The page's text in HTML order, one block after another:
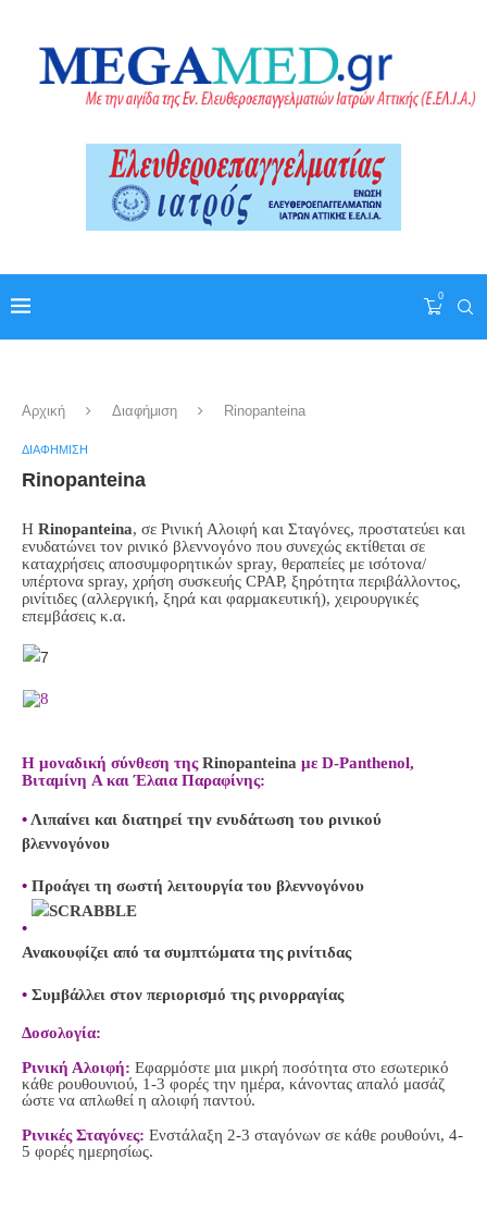
0
Αρχική Διαφήμιση Rinopanteina
ΔΙΑΦΉΜΙΣΗ
Rinopanteina
Η Rinopanteina, σε Ρινική Αλοιφή και Σταγόνες, προστατεύει και
ενυδατώνει τον ρινικό βλεννογόνο που συνεχώς εκτίθεται σε
καταχρήσεις αποσυμφορητικών spray, θεραπείες με ισότονα/
υπέρτονα spray, χρήση συσκευής CPAP, ξηρότητα περιβάλλοντος,
ρινίτιδες (αλλεργική, ξηρά και φαρμακευτική), χειρουργικές
επεμβάσεις κ.α.
Η μοναδική σύνθεση τηςRinopanteina με D-Panthenol,
Βιταμίνη A και Έλαια Παραφίνης:
•Λιπαίνει και διατηρεί την ενυδάτωση του ρινικού
βλεννογόνου
• Προάγει τη σωστή λειτουργία του βλεννογόνου
•
Ανακουφίζει από τα συμπτώματα της ρινίτιδας
• Συμβάλλει στον περιορισμό της ρινορραγίας
Δοσολογία:
Ρινική Αλοιφή: Εφαρμόστε μια μικρή ποσότητα στο εσωτερικό
κάθε ρουθουνιού, 1-3 φορές την ημέρα, κάνοντας απαλό μασάζ
ώστε να απλωθεί η αλοιφή παντού.
Ρινικές Σταγόνες: Ενστάλαξη 2-3 σταγόνων σε κάθε ρουθούνι, 4-
5 φορές ημερησίως.